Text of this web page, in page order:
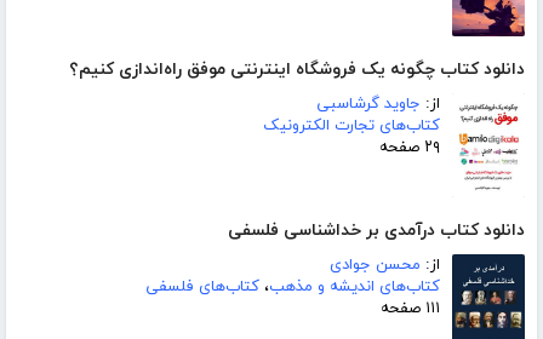
دانلود کتاب چگونه یک فروشگاه اینترنتی موفق راه‌اندازی کنیم؟
از: جاوید گرشاسبی
کتاب‌های تجارت الکترونیک
۲۹ صفحه
دانلود کتاب درآمدی بر خداشناسی فلسفی
از: محسن جوادی
کتاب‌های اندیشه و مذهب، کتاب‌های فلسفی
۱۱۱ صفحه